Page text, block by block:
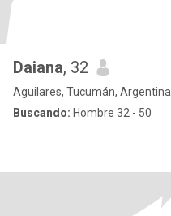
Daiana, 32
Aguilares, Tucumán, Argentina
Buscando: Hombre 32 - 50